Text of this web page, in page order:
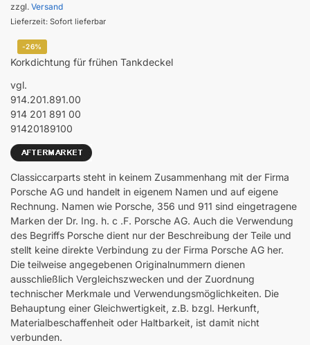
zzgl. Versand
Lieferzeit: Sofort lieferbar
-26%
Korkdichtung für frühen Tankdeckel
vgl.
914.201.891.00
914 201 891 00
91420189100
Classiccarparts steht in keinem Zusammenhang mit der Firma
Porsche AG und handelt in eigenem Namen und auf eigene
Rechnung. Namen wie Porsche, 356 und 911 sind eingetragene
Marken der Dr. Ing. h. c .F. Porsche AG. Auch die Verwendung
des Begriffs Porsche dient nur der Beschreibung der Teile und
stellt keine direkte Verbindung zu der Firma Porsche AG her.
Die teilweise angegebenen Originalnummern dienen
ausschließlich Vergleichszwecken und der Zuordnung
technischer Merkmale und Verwendungsmöglichkeiten. Die
Behauptung einer Gleichwertigkeit, z.B. bzgl. Herkunft,
Materialbeschaffenheit oder Haltbarkeit, ist damit nicht
verbunden.